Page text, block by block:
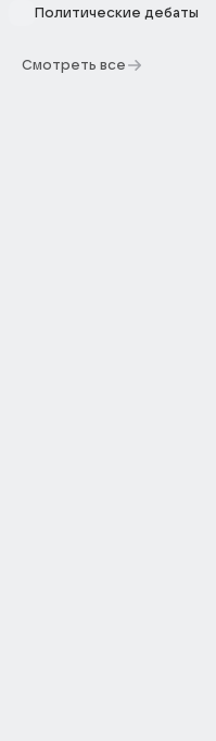
Политические дебаты
Смотреть все